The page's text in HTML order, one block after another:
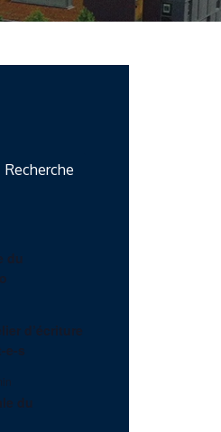
du
d’écriture
e-s
du